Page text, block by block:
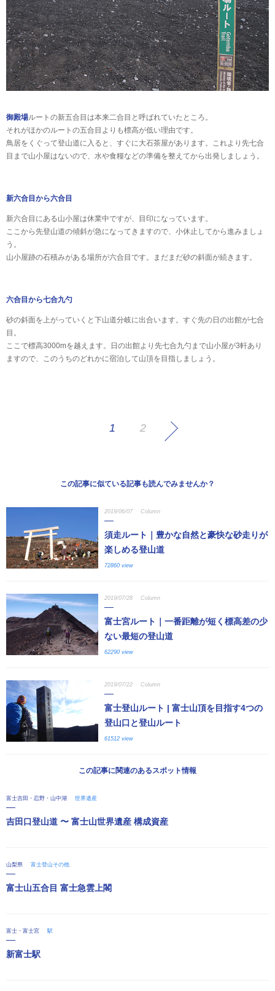
御殿場ルートの新五合目は本来二合目と呼ばれていたところ。
それがほかのルートの五合目よりも標高が低い理由です。
鳥居をくぐって登山道に入ると、すぐに大石茶屋があります。これより先七合
目まで山小屋はないので、水や食糧などの準備を整えてから出発しましょう。
新六合目から六合目
新六合目にある山小屋は休業中ですが、目印になっています。
ここから先登山道の傾斜が急になってきますので、小休止してから進みましょ
う。
山小屋跡の石積みがある場所が六合目です。まだまだ砂の斜面が続きます。
六合目から七合九勺
砂の斜面を上がっていくと下山道分岐に出合います。すぐ先の日の出館が七合
目。
ここで標高3000mを越えます。日の出館より先七合九勺まで山小屋が3軒あり
ますので、このうちのどれかに宿泊して山頂を目指しましょう。
1 2
この記事に似ている記事も読んでみませんか？
2019/06/07 Column
須走ルート｜豊かな自然と豪快な砂走りが
楽しめる登山道
72860 view
2019/07/28 Column
富士宮ルート｜一番距離が短く標高差の少
ない最短の登山道
62290 view
2019/07/22 Column
富士登山ルート | 富士山頂を目指す4つの
登山口と登山ルート
61512 view
この記事に関連のあるスポット情報
富士吉田・忍野・山中湖 世界遺産
吉田口登山道 〜 富士山世界遺産 構成資産
山梨県 富士登山その他
富士山五合目 富士急雲上閣
富士・富士宮 駅
新富士駅